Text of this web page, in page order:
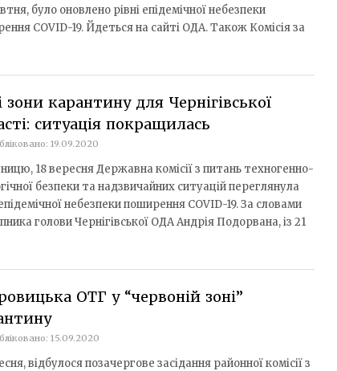
було оновлено рівні епідемічної небезпеки
COVID-19. Йдеться на сайті ОДА. Також Комісія за
зони карантину для Чернігівської
ситуація покращилась
19.09.2020
18 вересня Державна комісії з питань техногенно-
безпеки та надзвичайних ситуацій переглянула
епідемічної небезпеки поширення COVID-19. За словами
голови Чернігівської ОДА Андрія Подорвана, із 21
ОТГ у “червоній зоні”
15.09.2020
відбулося позачергове засідання районної комісії з